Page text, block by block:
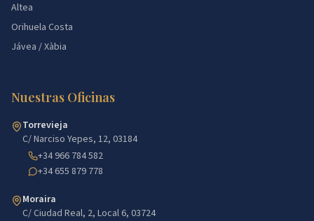
Altea
Orihuela Costa
Jávea / Xàbia
Nuestras Oficinas
Torrevieja
C/ Narciso Yepes, 12, 03184
+34 966 784 582
+34 655 879 778
Moraira
C/ Ciudad Real, 2, Local 6, 03724